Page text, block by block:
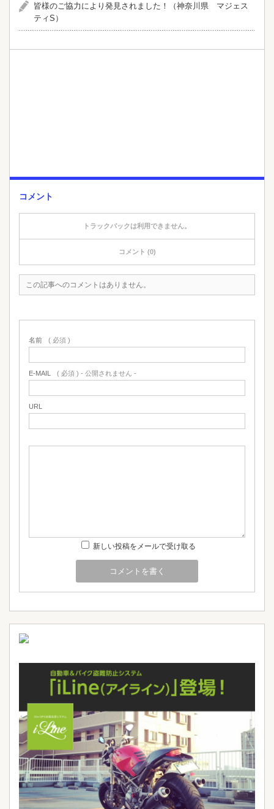
皆様のご協力により発見されました！（神奈川県 マジェス
ティS）
コメント
トラックバックは利用できません。
コメント (0)
この記事へのコメントはありません。
名前 ( 必須 )
E-MAIL ( 必須 ) - 公開されません -
URL
新しい投稿をメールで受け取る